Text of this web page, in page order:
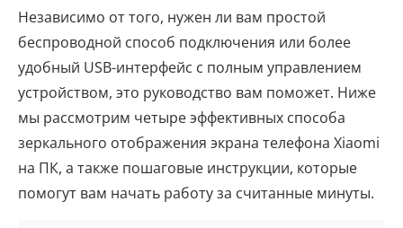
Независимо от того, нужен ли вам простой
беспроводной способ подключения или более
удобный USB-интерфейс с полным управлением
устройством, это руководство вам поможет. Ниже
мы рассмотрим четыре эффективных способа
зеркального отображения экрана телефона Xiaomi
на ПК, а также пошаговые инструкции, которые
помогут вам начать работу за считанные минуты.